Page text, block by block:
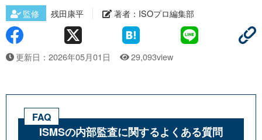
監修 残田康平 著者： ISOプロ編集部
更新日：2026年05月01日 29,093view
FAQ
ISMSの内部監査に関するよくある質問